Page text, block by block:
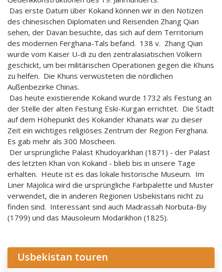
Das erste Datum über Kokand können wir in den Notizen
des chinesischen Diplomaten und Reisenden Zhang Qian
sehen, der Davan besuchte, das sich auf dem Territorium
des modernen Ferghana-Tals befand. 138 v. Zhang Qian
wurde vom Kaiser U-di zu den zentralasiatischen Völkern
geschickt, um bei militärischen Operationen gegen die Khuns
zu helfen. Die Khuns verwüsteten die nördlichen
Außenbezirke Chinas.
Das heute existierende Kokand wurde 1732 als Festung an
der Stelle der alten Festung Eski-Kurgan errichtet. Die Stadt
auf dem Höhepunkt des Kokander Khanats war zu dieser
Zeit ein wichtiges religiöses Zentrum der Region Ferghana.
Es gab mehr als 300 Moscheen.
Der ursprüngliche Palast Khudoyarkhan (1871) - der Palast
des letzten Khan von Kokand - blieb bis in unsere Tage
erhalten. Heute ist es das lokale historische Museum. Im
Liner Majolica wird die ursprüngliche Farbpalette und Muster
verwendet, die in anderen Regionen Usbekistans nicht zu
finden sind. Interessant sind auch Madrassah Norbuta-Biy
(1799) und das Mausoleum Modarikhon (1825).
Usbekistan touren